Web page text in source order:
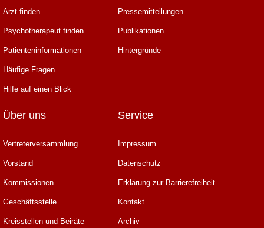
Arzt finden
Psychotherapeut finden
Patienteninformationen
Häufige Fragen
Hilfe auf einen Blick
Pressemitteilungen
Publikationen
Hintergründe
Über uns
Vertreterversammlung
Vorstand
Kommissionen
Geschäftsstelle
Kreisstellen und Beiräte
Service
Impressum
Datenschutz
Erklärung zur Barrierefreiheit
Kontakt
Archiv